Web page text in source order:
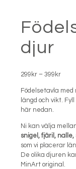
djur
299 kr – 399 kr
till
Födelsetavla
längd och vikt.
här nedan.
Ni kan välja
snigel, fjäril,
som vi placerar
De olika djuren
MinArt original.